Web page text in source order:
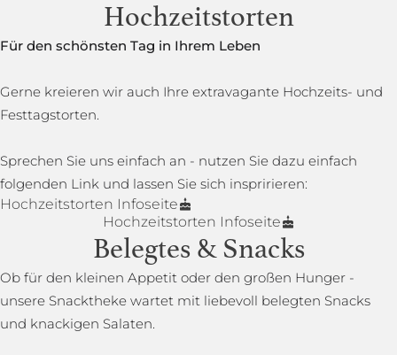
Hochzeitstorten
Für den schönsten Tag in Ihrem Leben
Gerne kreieren wir auch Ihre extravagante Hochzeits- und
Festtagstorten.
Sprechen Sie uns einfach an - nutzen Sie dazu einfach
folgenden Link und lassen Sie sich inspririeren:
Hochzeitstorten Infoseite
Hochzeitstorten Infoseite
Belegtes & Snacks
Ob für den kleinen Appetit oder den großen Hunger -
unsere Snacktheke wartet mit liebevoll belegten Snacks
und knackigen Salaten.